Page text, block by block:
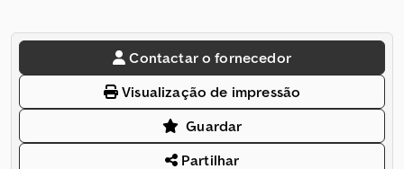
Contactar o fornecedor
Visualização de impressão
Guardar
Partilhar